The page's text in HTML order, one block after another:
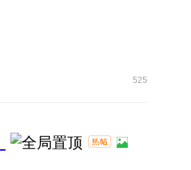
525